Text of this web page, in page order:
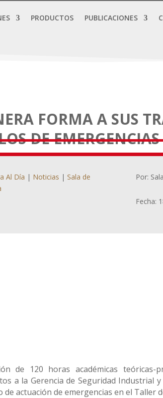
PRODUCTOS PUBLICACIONES
FORMA A SUS
DE
Al Día | Noticias | Sala de
Por:
Fecha:
de 120 horas académicas
a la Gerencia de Seguridad Industrial
actuación de emergencias en el Taller